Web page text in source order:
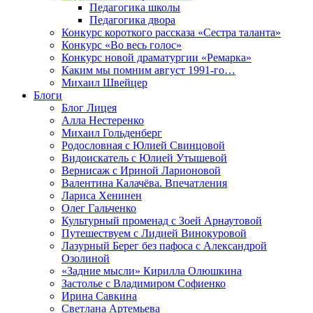
Педагогика школы
Педагогика двора
Конкурс короткого рассказа «Сестра таланта»
Конкурс «Во весь голос»
Конкурс новой драматургии «Ремарка»
Каким мы помним август 1991-го…
Михаил Швейцер
Блоги
Блог Лицея
Алла Нестеренко
Михаил Гольденберг
Родословная с Юлией Свинцовой
Видоискатель с Юлией Утышевой
Вернисаж с Ириной Ларионовой
Валентина Калачёва. Впечатления
Лариса Хенинен
Олег Гальченко
Культурный променад с Зоей Арнаутовой
Путешествуем с Лидией Винокуровой
Лазурный Берег без пафоса с Александрой
Озолиной
«Задние мысли» Кирилла Олюшкина
Застолье с Владимиром Софиенко
Ирина Савкина
Светлана Артемьева